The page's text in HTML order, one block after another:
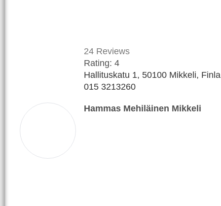
24 Reviews
Rating: 4
Hallituskatu 1, 50100 Mikkeli,
015 3213260
Hammas Mehiläinen Mikkeli